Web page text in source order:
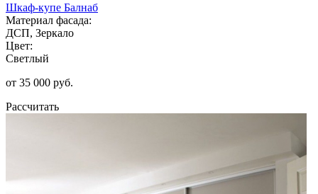
Шкаф-купе Балнаб
Материал фасада:
ДСП, Зеркало
Цвет:
Светлый
от 35 000 руб.
Рассчитать